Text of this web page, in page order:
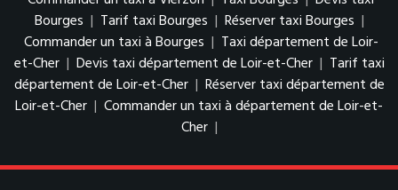
Bourges | Tarif taxi Bourges | Réserver taxi Bourges |
Commander un taxi à Bourges | Taxi département de Loir-
et-Cher | Devis taxi département de Loir-et-Cher | Tarif taxi
département de Loir-et-Cher | Réserver taxi département de
Loir-et-Cher | Commander un taxi à département de Loir-et-
Cher |